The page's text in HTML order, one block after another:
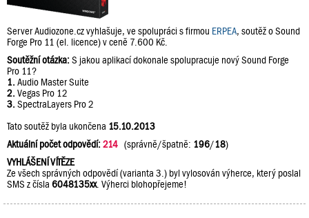
Server Audiozone.cz vyhlašuje, ve spolupráci s firmou ERPEA, soutěž o Sound
Forge Pro 11 (el. licence) v ceně 7.600 Kč.
Soutěžní otázka:S jakou aplikací dokonale spolupracuje nový Sound Forge
Pro 11?
1.Audio Master Suite
2.Vegas Pro 12
3.SpectraLayers Pro 2
Tato soutěž byla ukončena 15.10.2013
Aktuální počet odpovědí:214 (správně/špatně: 196/18)
VYHLÁŠENÍ VÍTĚZE
Ze všech správných odpovědí (varianta 3.) byl vylosován výherce, který poslal
SMS z čísla 6048135xx. Výherci blohopřejeme!